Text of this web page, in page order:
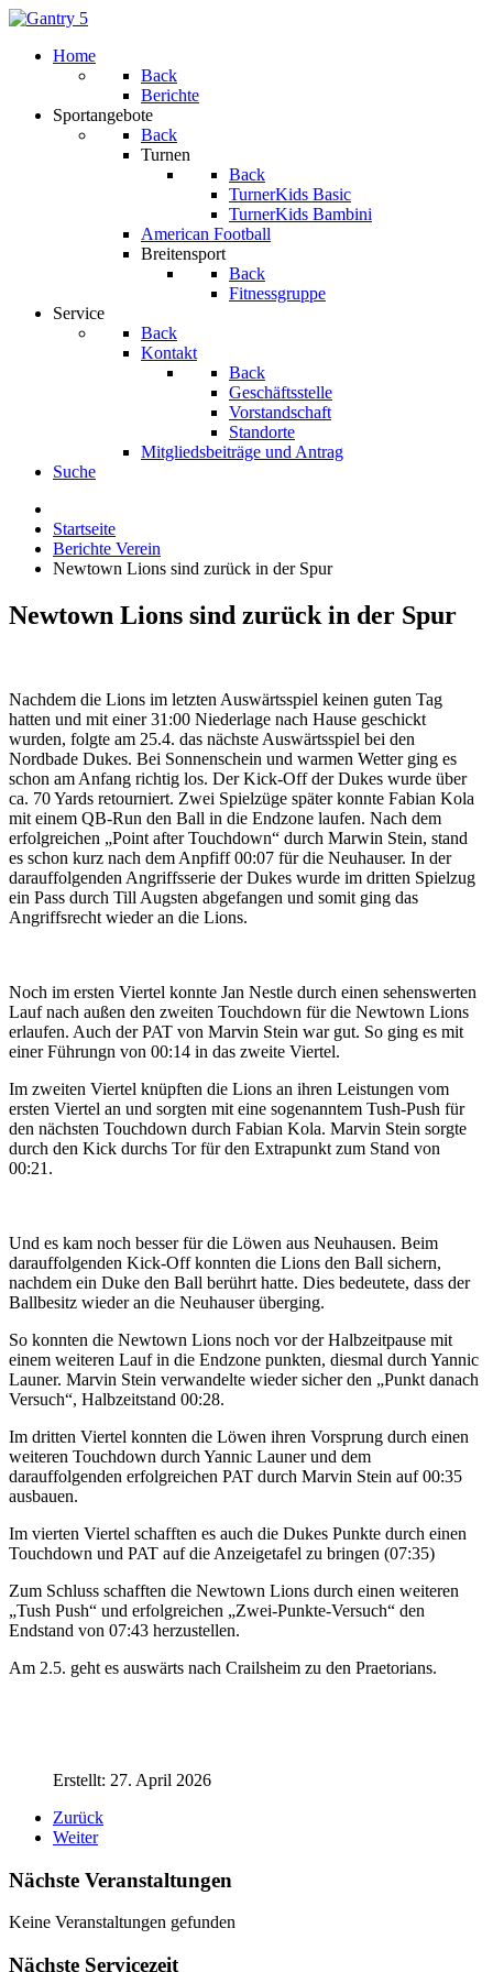
Home
Back
Berichte
Sportangebote
Back
Turnen
Back
TurnerKids Basic
TurnerKids Bambini
American Football
Breitensport
Back
Fitnessgruppe
Service
Back
Kontakt
Back
Geschäftsstelle
Vorstandschaft
Standorte
Mitgliedsbeiträge und Antrag
Suche
Startseite
Berichte Verein
Newtown Lions sind zurück in der Spur
Newtown Lions sind zurück in der Spur
Nachdem die Lions im letzten Auswärtsspiel keinen guten Tag
hatten und mit einer 31:00 Niederlage nach Hause geschickt
wurden, folgte am 25.4. das nächste Auswärtsspiel bei den
Nordbade Dukes. Bei Sonnenschein und warmen Wetter ging es
schon am Anfang richtig los. Der Kick-Off der Dukes wurde über
ca. 70 Yards retourniert. Zwei Spielzüge später konnte Fabian Kola
mit einem QB-Run den Ball in die Endzone laufen. Nach dem
erfolgreichen „Point after Touchdown“ durch Marwin Stein, stand
es schon kurz nach dem Anpfiff 00:07 für die Neuhauser. In der
darauffolgenden Angriffsserie der Dukes wurde im dritten Spielzug
ein Pass durch Till Augsten abgefangen und somit ging das
Angriffsrecht wieder an die Lions.
Noch im ersten Viertel konnte Jan Nestle durch einen sehenswerten
Lauf nach außen den zweiten Touchdown für die Newtown Lions
erlaufen. Auch der PAT von Marvin Stein war gut. So ging es mit
einer Führungn von 00:14 in das zweite Viertel.
Im zweiten Viertel knüpften die Lions an ihren Leistungen vom
ersten Viertel an und sorgten mit eine sogenanntem Tush-Push für
den nächsten Touchdown durch Fabian Kola. Marvin Stein sorgte
durch den Kick durchs Tor für den Extrapunkt zum Stand von
00:21.
Und es kam noch besser für die Löwen aus Neuhausen. Beim
darauffolgenden Kick-Off konnten die Lions den Ball sichern,
nachdem ein Duke den Ball berührt hatte. Dies bedeutete, dass der
Ballbesitz wieder an die Neuhauser überging.
So konnten die Newtown Lions noch vor der Halbzeitpause mit
einem weiteren Lauf in die Endzone punkten, diesmal durch Yannic
Launer. Marvin Stein verwandelte wieder sicher den „Punkt danach
Versuch“, Halbzeitstand 00:28.
Im dritten Viertel konnten die Löwen ihren Vorsprung durch einen
weiteren Touchdown durch Yannic Launer und dem
darauffolgenden erfolgreichen PAT durch Marvin Stein auf 00:35
ausbauen.
Im vierten Viertel schafften es auch die Dukes Punkte durch einen
Touchdown und PAT auf die Anzeigetafel zu bringen (07:35)
Zum Schluss schafften die Newtown Lions durch einen weiteren
„Tush Push“ und erfolgreichen „Zwei-Punkte-Versuch“ den
Endstand von 07:43 herzustellen.
Am 2.5. geht es auswärts nach Crailsheim zu den Praetorians.
Erstellt: 27. April 2026
Zurück
Weiter
Nächste Veranstaltungen
Keine Veranstaltungen gefunden
Nächste Servicezeit